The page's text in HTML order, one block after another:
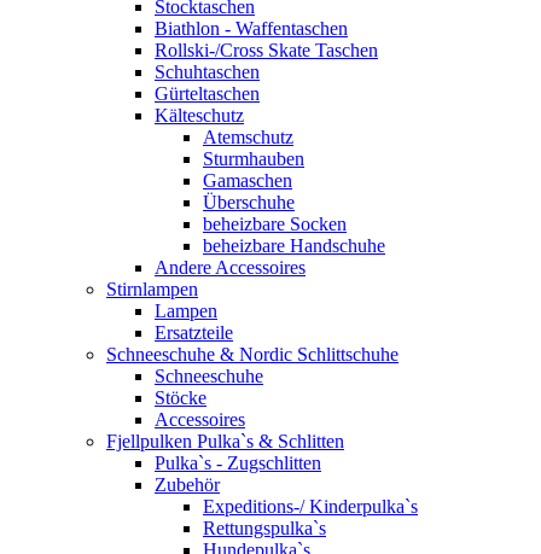
Stocktaschen
Biathlon - Waffentaschen
Rollski-/Cross Skate Taschen
Schuhtaschen
Gürteltaschen
Kälteschutz
Atemschutz
Sturmhauben
Gamaschen
Überschuhe
beheizbare Socken
beheizbare Handschuhe
Andere Accessoires
Stirnlampen
Lampen
Ersatzteile
Schneeschuhe & Nordic Schlittschuhe
Schneeschuhe
Stöcke
Accessoires
Fjellpulken Pulka`s & Schlitten
Pulka`s - Zugschlitten
Zubehör
Expeditions-/ Kinderpulka`s
Rettungspulka`s
Hundepulka`s